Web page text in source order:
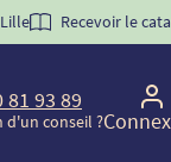
la 1èreRecevoir le
81 93 89
d'un conseil ?